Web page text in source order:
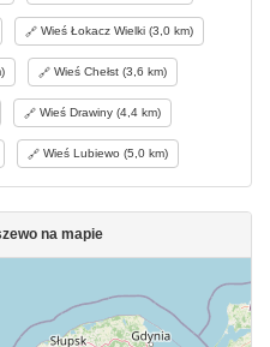
Wieś Łokacz Wielki (3,0 km)
Wieś Chełst (3,6 km)
Wieś Drawiny (4,4 km)
Wieś Lubiewo (5,0 km)
na mapie